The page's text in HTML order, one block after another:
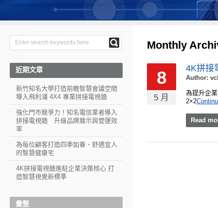
Monthly
4K拼接
Author:
8
5 月
為提升企
2×2
Read
近期文章
新竹知名大學打造前瞻智慧會議空間
導入飛利浦 4X4 專業拼接電視牆
強化門市競爭力！知名電信業者導入
拼接電視牆 升級品牌展示與營運效
率
為每位顧客打造四季如春、舒適宜人
的智慧健康宅
4K拼接電視牆進駐企業決策核心 打
造智慧視覺新標準
彙整